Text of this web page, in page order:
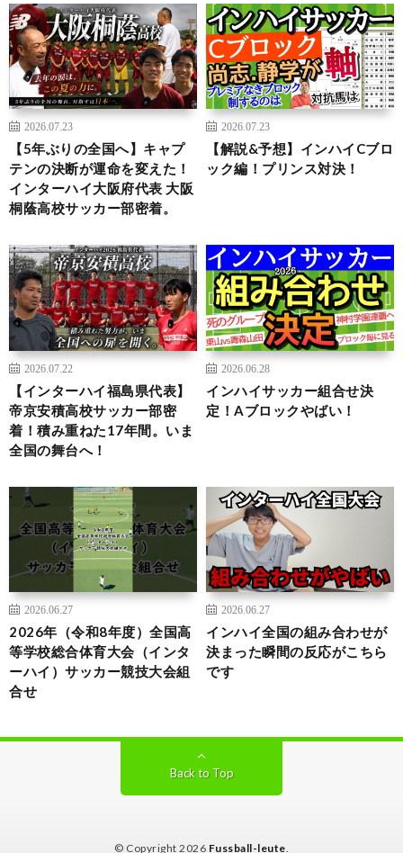
2026.07.23
【5年ぶりの全国へ】キャプ
テンの決断が運命を変えた！
インターハイ大阪府代表 大阪
桐蔭高校サッカー部密着。
2026.07.23
【解説&予想】インハイCブロ
ック編！プリンス対決！
2026.07.22
【インターハイ福島県代表】
帝京安積高校サッカー部密
着！積み重ねた17年間。いま
全国の舞台へ！
2026.06.28
インハイサッカー組合せ決
定！Aブロックやばい！
2026.06.27
2026年（令和8年度）全国高
等学校総合体育大会（インタ
ーハイ）サッカー競技大会組
合せ
2026.06.27
インハイ全国の組み合わせが
決まった瞬間の反応がこちら
です
Back to Top
© Copyright 2026 Fussball-leute.